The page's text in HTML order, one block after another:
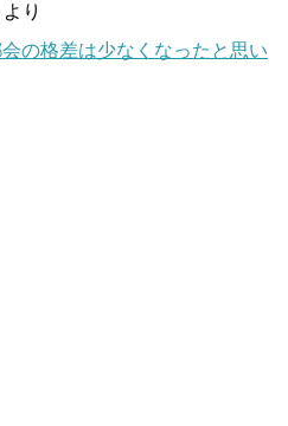
より
の格差は少なくなったと思い